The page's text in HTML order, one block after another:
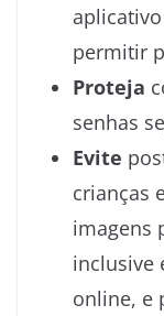
permitir
Proteja
senhas
Evite
crianças
imagens
inclusive
online, e